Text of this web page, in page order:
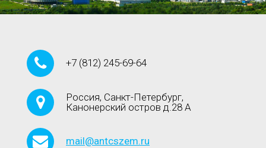
+7 (812) 245-69-64
Россия, Санкт-Петербург,
Канонерский остров д.28 А
mail@antcszem.ru